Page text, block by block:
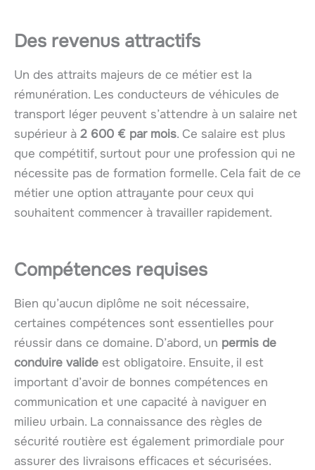
Des revenus attractifs
Un des attraits majeurs de ce métier est la
rémunération. Les conducteurs de véhicules de
transport léger peuvent s’attendre à un salaire net
supérieur à 2 600 € par mois. Ce salaire est plus
que compétitif, surtout pour une profession qui ne
nécessite pas de formation formelle. Cela fait de ce
métier une option attrayante pour ceux qui
souhaitent commencer à travailler rapidement.
Compétences requises
Bien qu’aucun diplôme ne soit nécessaire,
certaines compétences sont essentielles pour
réussir dans ce domaine. D’abord, un permis de
conduire valide est obligatoire. Ensuite, il est
important d’avoir de bonnes compétences en
communication et une capacité à naviguer en
milieu urbain. La connaissance des règles de
sécurité routière est également primordiale pour
assurer des livraisons efficaces et sécurisées.